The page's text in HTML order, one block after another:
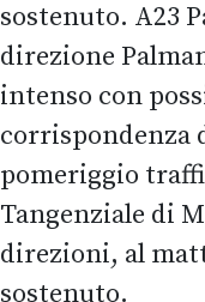
sostenuto. A23
direzione
intenso con
corrispondenza
pomeriggio
Tangenziale di
direzioni, al
sostenuto.